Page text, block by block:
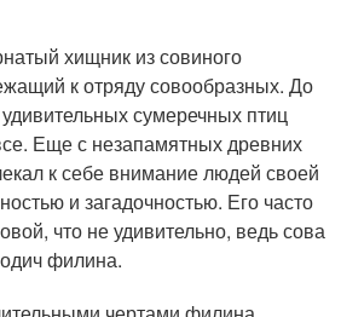
хищник из совиного
к отряду совообразных. До
сумеречных птиц
Еще с незапамятных древних
к себе внимание людей своей
и загадочностью. Его часто
что не удивительно, ведь сова
филина.